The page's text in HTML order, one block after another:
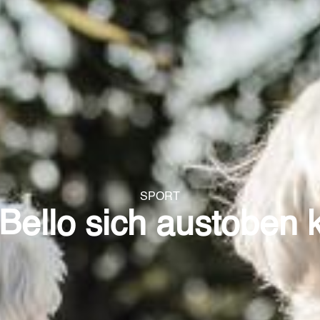
SPORT
sich austoben